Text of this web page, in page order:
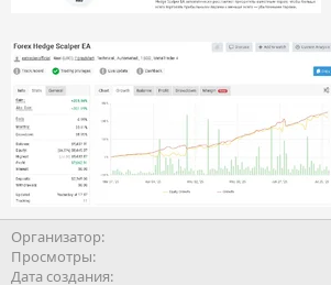
Организатор
Просмотры
Дата создания